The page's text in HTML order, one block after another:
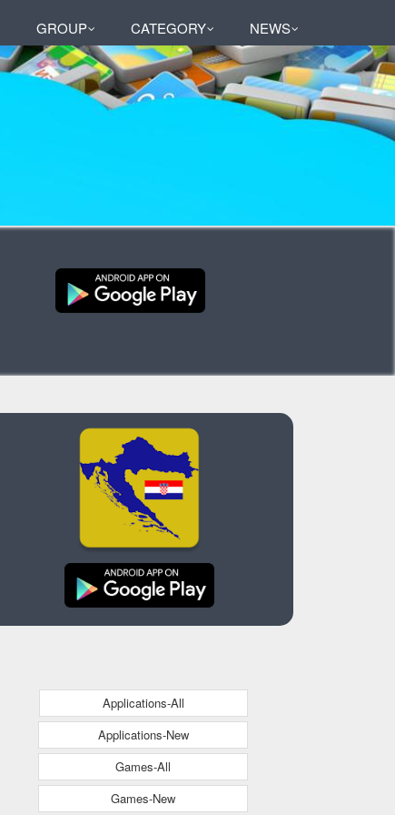
GROUP CATEGORY NEWS
Applications-All
Applications-New
Games-All
Games-New